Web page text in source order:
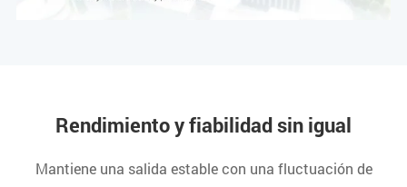
Rendimiento y fiabilidad sin igual
Mantiene una salida estable con una fluctuación de